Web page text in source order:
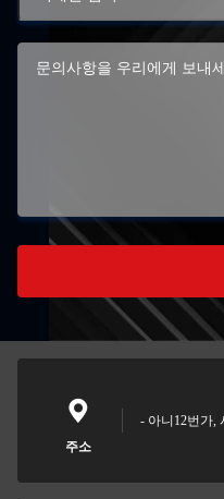
주소
- 아니12번가,